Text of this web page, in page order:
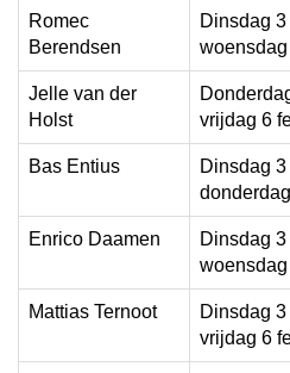
Romec
Berendsen
Dinsdag 3
woensdag
Jelle van der
Holst
vrijdag 6
Bas Entius
Dinsdag 3
Enrico Daamen
Dinsdag 3
woensdag
Mattias Ternoot
Dinsdag 3
vrijdag 6